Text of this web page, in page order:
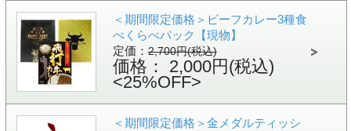
＜期間限定価格＞ビーフカレー3種食
べくらべパック【現物】
定価：2,700円(税込)
価格： 2,000円(税込)
<25%OFF>
＜期間限定価格＞金メダルティッシ